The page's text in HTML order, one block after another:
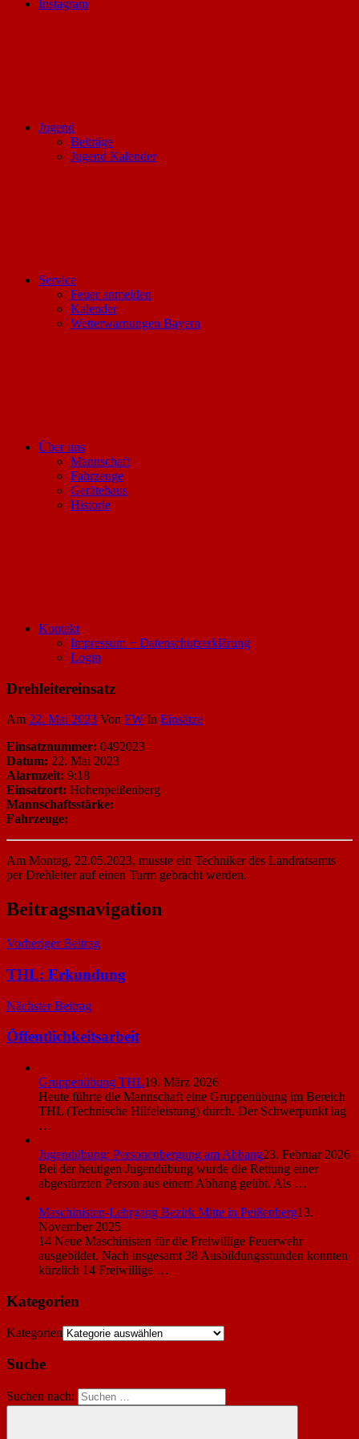
Instagram
Jugend
Beiträge
Jugend Kalender
Service
Feuer anmelden
Kalender
Wetterwarnungen Bayern
Über uns
Mannschaft
Fahrzeuge
Gerätehaus
Historie
Kontakt
Impressum + Datenschutzerklärung
Login
Drehleitereinsatz
Am 22. Mai 2023 Von FW In Einsätze
Einsatznummer: 0492023
Datum: 22. Mai 2023
Alarmzeit: 9:18
Einsatzort: Hohenpeißenberg
Mannschaftsstärke:
Fahrzeuge:
Am Montag, 22.05.2023, musste ein Techniker des Landratsamts
per Drehleiter auf einen Turm gebracht werden.
Beitragsnavigation
Vorheriger Beitrag
THL: Erkundung
Nächster Beitrag
Öffentlichkeitsarbeit
Gruppenübung THL19. März 2026
Heute führte die Mannschaft eine Gruppenübung im Bereich
THL (Technische Hilfeleistung) durch. Der Schwerpunkt lag
…
Jugendübung: Personenbergung am Abhang23. Februar 2026
Bei der heutigen Jugendübung wurde die Rettung einer
abgestürzten Person aus einem Abhang geübt. Als …
Maschinisten-Lehrgang Bezirk Mitte in Peißenberg13.
November 2025
14 Neue Maschinisten für die Freiwillige Feuerwehr
ausgebildet. Nach insgesamt 38 Ausbildungsstunden konnten
kürzlich 14 Freiwillige …
Kategorien
Kategorien
Suche
Suchen nach: